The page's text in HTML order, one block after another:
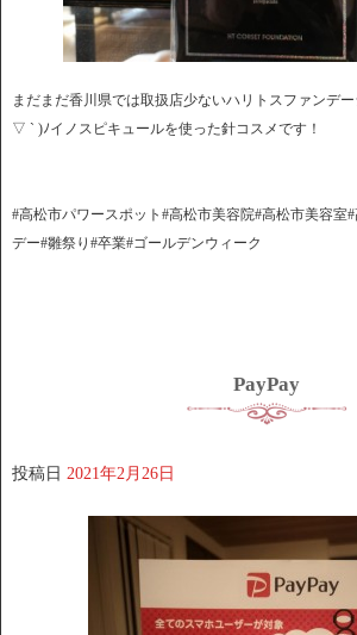
まだまだ香川県では取扱店少ないハリトスファンデ
▽ ` )ﾉイノスピキュールを使った針コスメです！
#高松市パワースポット#高松市美容院#高松市美容室
デー#雛祭り#卒業#ゴールデンウィーク
PayPay
投稿日 2021年2月26日